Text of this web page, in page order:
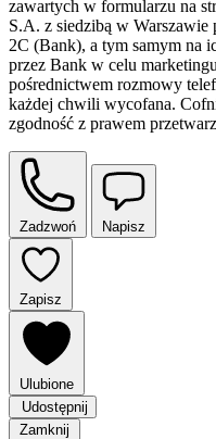
zawartych w formularzu na
S.A. z siedzibą w
2C (Bank), a tym samym na
przez Bank w celu
pośrednictwem rozmowy
każdej chwili wycofana.
zgodność z prawem
Zadzwoń Napisz
Zapisz
Ulubione
Udostępnij
Zamknij